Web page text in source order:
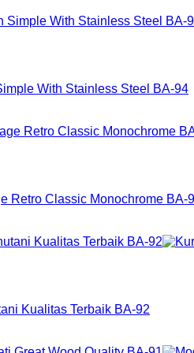
With Stainless Steel BA-94
Retro Classic Monochrome BA-
Kualitas Terbaik BA-92